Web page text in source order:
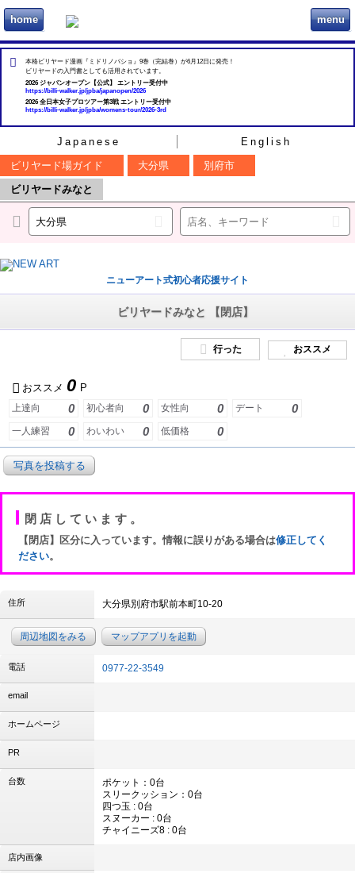
home ビリヲカ menu
本格ビリヤード漫画『ミドリノバショ』9巻（完結巻）が6月12日に発売！
ビリヤードの入門書としても活用されています。
2026 ジャパンオープン【公式】 エントリー受付中
https://billi-walker.jp/jpba/japanopen/2026
2026 全日本女子プロツアー第3戦 エントリー受付中
https://billi-walker.jp/jpba/womens-tour/2026-3rd
Japanese
English
ビリヤード場ガイド
大分県
別府市
ビリヤードみなと
ニューアート式初心者応援サイト
ビリヤードみなと 【閉店】
行った おススメ
おススメ 0 P
上達向 0 初心者向 0 女性向 0 デート 0
一人練習 0 わいわい 0 低価格 0
写真を投稿する
閉店しています。
【閉店】区分に入っています。情報に誤りがある場合は修正してく
ださい。
住所 大分県別府市駅前本町10-20
周辺地図をみる マップアプリを起動
電話 0977-22-3549
email
ホームページ
PR
台数
ポケット：0台
スリークッション：0台
四つ玉 : 0台
スヌーカー : 0台
チャイニーズ8 : 0台
店内画像